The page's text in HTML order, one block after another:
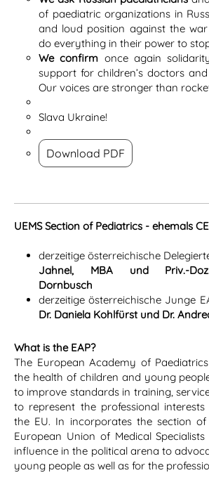
of paediatric organizations in
and loud position against the
do everything in their power to
We confirm once again
support for children’s doctors
Our voices are stronger than
Slava Ukraine!
Download PDF
UEMS Section of Pediatrics - ehemals
derzeitige österreichische
Jahnel, MBA und Priv.-
Dornbusch
derzeitige österreichische Junge
Dr. Daniela Kohlfürst und Dr.
What is the EAP?
The European Academy of
the health of children and young
to improve standards in training,
to represent the professional
the EU. In incorporates the section
European Union of Medical
influence in the political arena to
young people as well as for the